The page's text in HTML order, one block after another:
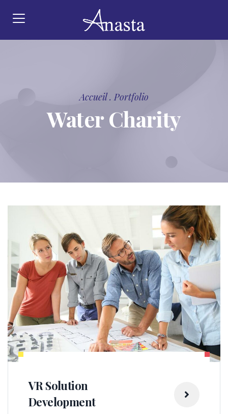
Accueil.Portfolio
Water Charity
VR Solution
Development